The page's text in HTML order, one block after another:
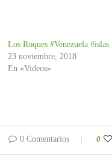
Los Roques #Venezuela #islas
23 noviembre, 2018
En «Videos»
0 Comentarios 0